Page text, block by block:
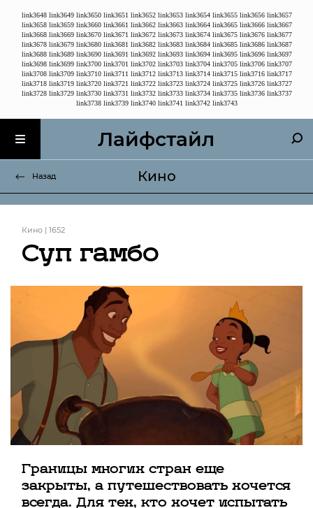
link3648 link3649 link3650 link3651 link3652 link3653 link3654 link3655 link3656 link3657
link3658 link3659 link3660 link3661 link3662 link3663 link3664 link3665 link3666 link3667
link3668 link3669 link3670 link3671 link3672 link3673 link3674 link3675 link3676 link3677
link3678 link3679 link3680 link3681 link3682 link3683 link3684 link3685 link3686 link3687
link3688 link3689 link3690 link3691 link3692 link3693 link3694 link3695 link3696 link3697
link3698 link3699 link3700 link3701 link3702 link3703 link3704 link3705 link3706 link3707
link3708 link3709 link3710 link3711 link3712 link3713 link3714 link3715 link3716 link3717
link3718 link3719 link3720 link3721 link3722 link3723 link3724 link3725 link3726 link3727
link3728 link3729 link3730 link3731 link3732 link3733 link3734 link3735 link3736 link3737
link3738 link3739 link3740 link3741 link3742 link3743
Лайфстайл
Назад Кино
Кино | 1652
Суп гамбо
Границы многих стран еще
закрыты, а путешествовать хочется
всегда. Для тех, кто хочет испытать